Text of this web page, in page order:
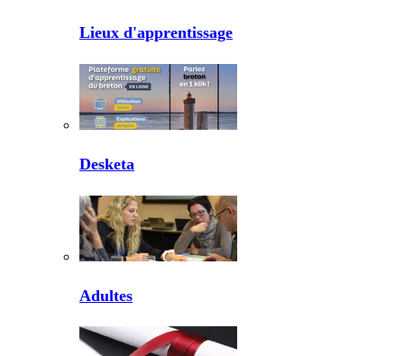
Lieux d'apprentissage
Desketa
Adultes